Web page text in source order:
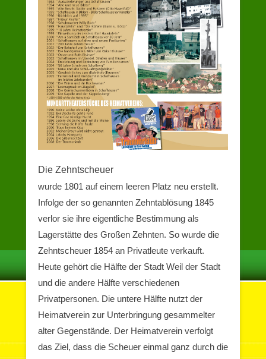
Die Zehntscheuer
wurde 1801 auf einem leeren Platz neu erstellt.
Infolge der so genannten Zehntablösung 1845
verlor sie ihre eigentliche Bestimmung als
Lagerstätte des Großen Zehnten. So wurde die
Zehntscheuer 1854 an Privatleute verkauft.
Heute gehört die Hälfte der Stadt Weil der Stadt
und die andere Hälfte verschiedenen
Privatpersonen. Die untere Hälfte nutzt der
Heimatverein zur Unterbringung gesammelter
alter Gegenstände. Der Heimatverein verfolgt
das Ziel, dass die Scheuer einmal ganz durch die